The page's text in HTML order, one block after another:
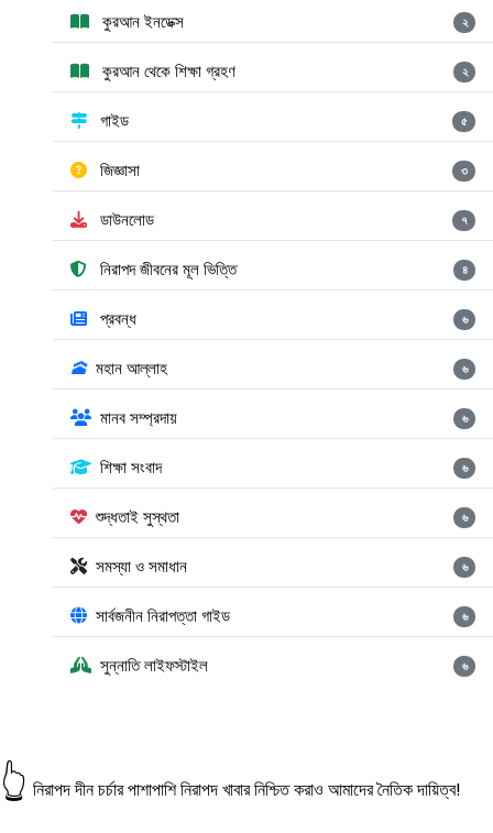
কুরআন ইনডেক্স ২
কুরআন থেকে শিক্ষা গ্রহণ ২
গাইড ৫
জিজ্ঞাসা ৩
ডাউনলোড ৭
নিরাপদ জীবনের মূল ভিত্তি ৪
প্রবন্ধ ৬
🕋 মহান আল্লাহ ৬
মানব সম্প্রদায় ৬
শিক্ষা সংবাদ ৬
শুদ্ধতাই সুস্থতা ৬
সমস্যা ও সমাধান ৬
সার্বজনীন নিরাপত্তা গাইড ৬
সুন্নাতি লাইফস্টাইল ৬
👆 নিরাপদ দীন চর্চার পাশাপাশি নিরাপদ খাবার নিশ্চিত করাও আমাদের নৈতিক দায়িত্ব!